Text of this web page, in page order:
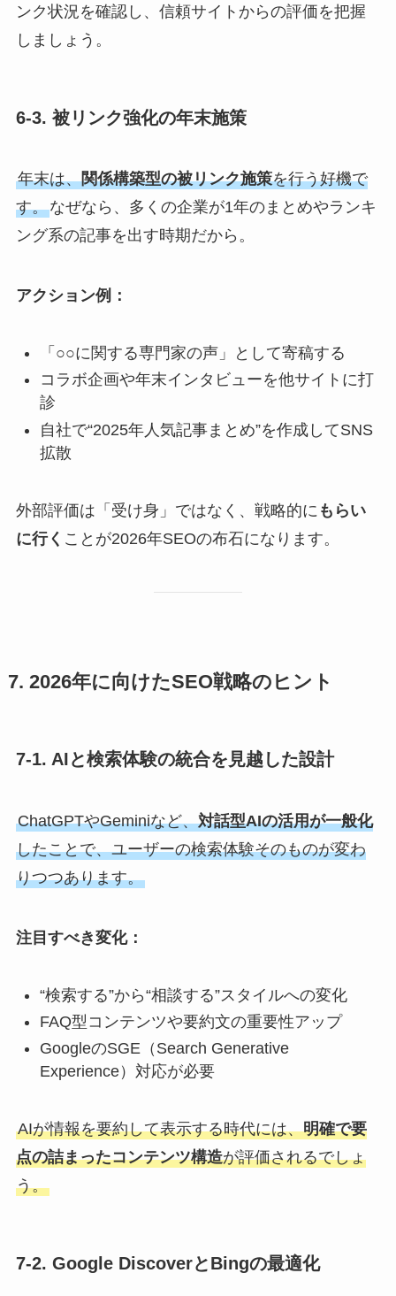
ンク状況を確認し、信頼サイトからの評価を把握
しましょう。
6-3. 被リンク強化の年末施策
年末は、関係構築型の被リンク施策を行う好機で
す。なぜなら、多くの企業が1年のまとめやランキ
ング系の記事を出す時期だから。
アクション例：
「○○に関する専門家の声」として寄稿する
コラボ企画や年末インタビューを他サイトに打
診
自社で“2025年人気記事まとめ”を作成してSNS
拡散
外部評価は「受け身」ではなく、戦略的に もらい
に行く ことが2026年SEOの布石になります。
7. 2026年に向けたSEO戦略のヒント
7-1. AIと検索体験の統合を見越した設計
ChatGPTやGeminiなど、対話型AIの活用が一般化
したことで、ユーザーの検索体験そのものが変わ
りつつあります。
注目すべき変化：
“検索する”から“相談する”スタイルへの変化
FAQ型コンテンツや要約文の重要性アップ
GoogleのSGE（Search Generative
Experience）対応が必要
AIが情報を要約して表示する時代には、明確で要
点の詰まったコンテンツ構造が評価されるでしょ
う。
7-2. Google DiscoverとBingの最適化